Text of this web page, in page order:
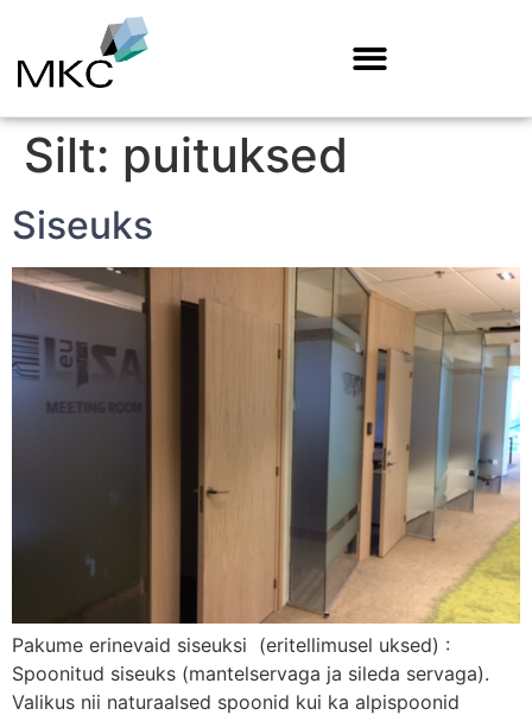
Silt: puituksed
Siseuks
Pakume erinevaid siseuksi (eritellimusel uksed) :
Spoonitud siseuks (mantelservaga ja sileda servaga).
Valikus nii naturaalsed spoonid kui ka alpispoonid